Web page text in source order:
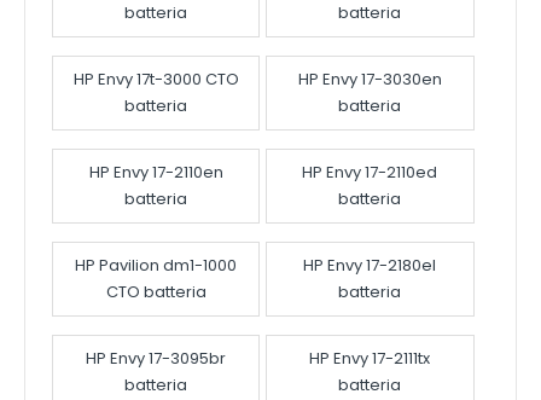
batteria
batteria
HP Envy 17t-3000 CTO
batteria
HP Envy 17-3030en
batteria
HP Envy 17-2110en
batteria
HP Envy 17-2110ed
batteria
HP Pavilion dm1-1000
CTO batteria
HP Envy 17-2180el
batteria
HP Envy 17-3095br
batteria
HP Envy 17-2111tx
batteria